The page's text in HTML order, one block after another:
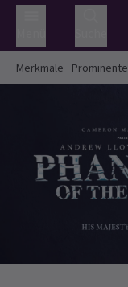
Merkmale Prominente